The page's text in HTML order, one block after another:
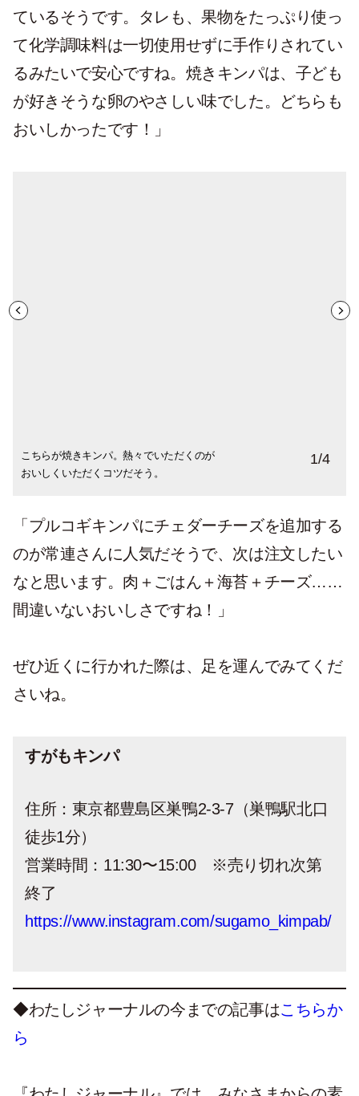
ているそうです。タレも、果物をたっぷり使っ
て化学調味料は一切使用せずに手作りされてい
るみたいで安心ですね。焼きキンパは、子ども
が好きそうな卵のやさしい味でした。どちらも
おいしかったです！」
こちらが焼きキンパ。熱々でいただくのが
おいしくいただくコツだそう。
お店の外観はこんな感じ。小さいお店だけ
れど、本格キンパが味わえる！
看板。シンプルなメニューが、テイクアウ
トでも注文しやすい。
お店は商店街の一角に位置している。 1/4
「プルコギキンパにチェダーチーズを追加する
のが常連さんに人気だそうで、次は注文したい
なと思います。肉＋ごはん＋海苔＋チーズ……
間違いないおいしさですね！」
ぜひ近くに行かれた際は、足を運んでみてくだ
さいね。
すがもキンパ
住所：東京都豊島区巣鴨2-3-7（巣鴨駅北口
徒歩1分）
営業時間：11:30〜15:00 ※売り切れ次第
終了
https://www.instagram.com/sugamo_kimpab/
◆わたしジャーナルの今までの記事はこちらか
ら